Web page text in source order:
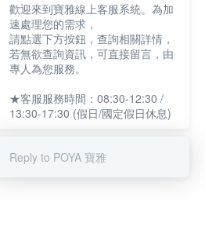
歡迎來到寶雅線上客服系統。為加
速處理您的需求，
請點選下方按鈕，查詢相關詳情，
若無欲查詢資訊，可直接留言，由
專人為您服務。
★客服服務時間：08:30-12:30 /
13:30-17:30 (假日/國定假日休息)
Reply to POYA 寶雅